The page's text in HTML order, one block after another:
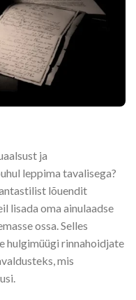
ja
leppima tavalisega?
lõuendit
lisada oma ainulaadse
ossa. Selles
hulgimüügi rinnahoidjate
mis